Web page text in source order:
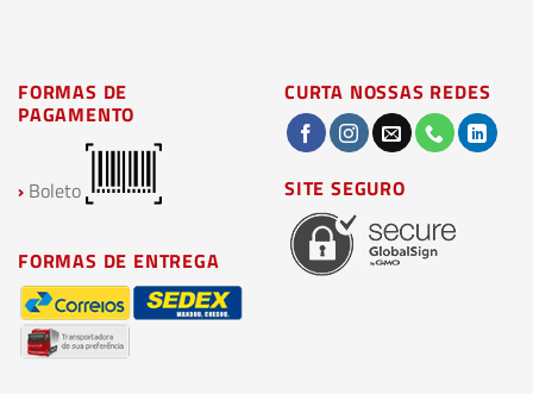
FORMAS DE
PAGAMENTO
› Boleto
FORMAS DE ENTREGA
CURTA NOSSAS REDES
SITE SEGURO